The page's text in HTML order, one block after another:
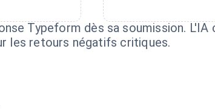
Typeform dès sa soumission. L'IA
les retours négatifs critiques.